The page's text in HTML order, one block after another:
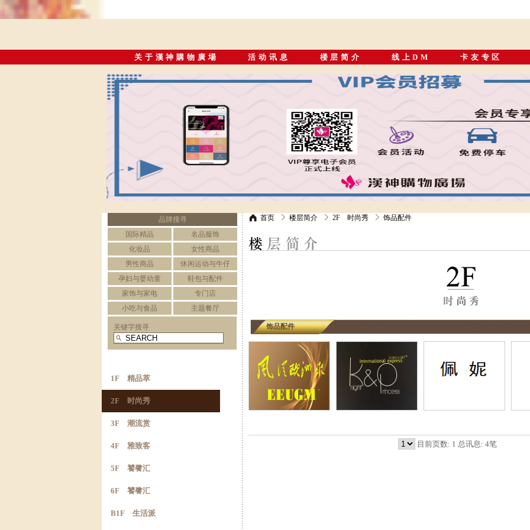
关于漢神購物廣場 活动讯息 楼层简介 线上DM 卡友专区
品牌搜寻
国际精品
名品服饰
化妆品
女性商品
男性商品
休闲运动与牛仔
孕妇与婴幼童
鞋包与配件
家饰与家电
专门店
小吃与食品
主题餐厅
关键字搜寻
1F 精品萃
2F 时尚秀
3F 潮流赏
4F 雅致客
5F 饕餮汇
6F 饕餮汇
B1F 生活派
首页 楼层简介 2F 时尚秀 饰品配件
饰品配件
目前页数: 1 总讯息: 4笔